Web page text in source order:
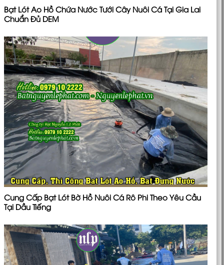
Bạt Lót Ao Hồ Chứa Nước Tưới Cây Nuôi Cá Tại Gia Lai
Chuẩn Đủ DEM
Cung Cấp Bạt Lót Bờ Hồ Nuôi Cá Rô Phi Theo Yêu Cầu
Tại Dầu Tiếng